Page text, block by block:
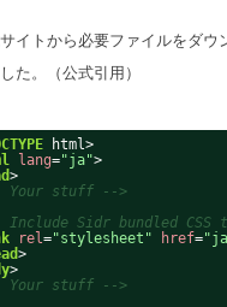
イトから必要ファイルをダ
た。（公式引用）
html>
lang="ja">
>
Your stuff -->
Sidr bundled CSS
rel="stylesheet" href=
>
>
Your stuff -->